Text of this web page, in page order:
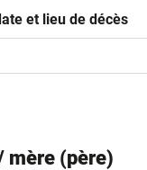
et lieu de décès
mère (père)